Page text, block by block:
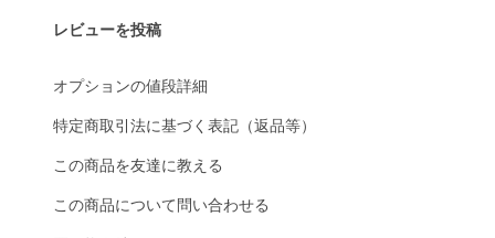
レビューを投稿
オプションの値段詳細
特定商取引法に基づく表記（返品等）
この商品を友達に教える
この商品について問い合わせる